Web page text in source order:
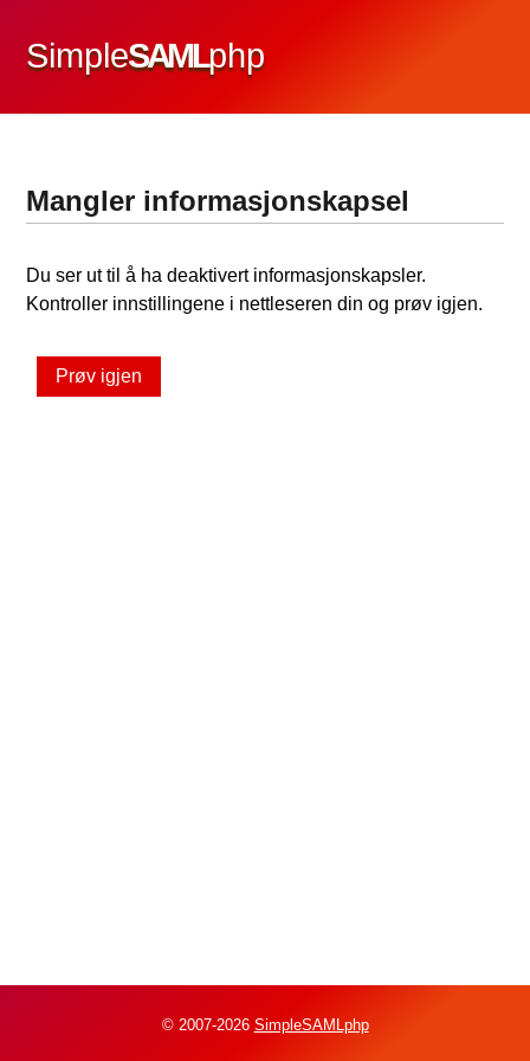
SimpleSAMLphp
Mangler informasjonskapsel
Du ser ut til å ha deaktivert informasjonskapsler.
Kontroller innstillingene i nettleseren din og prøv igjen.
Prøv igjen
© 2007-2026 SimpleSAMLphp